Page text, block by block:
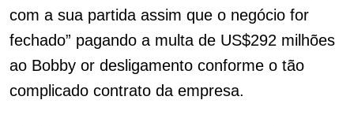
com a sua partida assim que o negócio for
fechado” pagando a multa de US$292 milhões
ao Bobby or desligamento conforme o tão
complicado contrato da empresa.